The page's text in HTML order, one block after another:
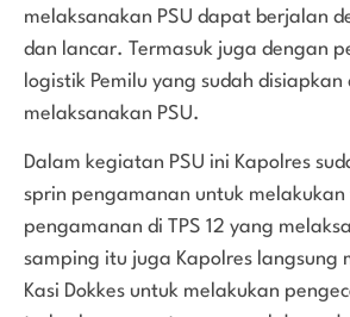
melaksanakan PSU dapat berjalan
dan lancar. Termasuk juga dengan
logistik Pemilu yang sudah disiapkan
melaksanakan PSU.
Dalam kegiatan PSU ini Kapolres
sprin pengamanan untuk melakukan
pengamanan di TPS 12 yang
samping itu juga Kapolres langsung
Kasi Dokkes untuk melakukan